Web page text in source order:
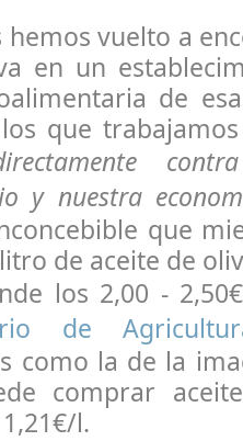
hemos vuelto a
en un
de
que
y nuestra
que
de aceite de
los 2,00 -
de
como la de la
comprar
l.